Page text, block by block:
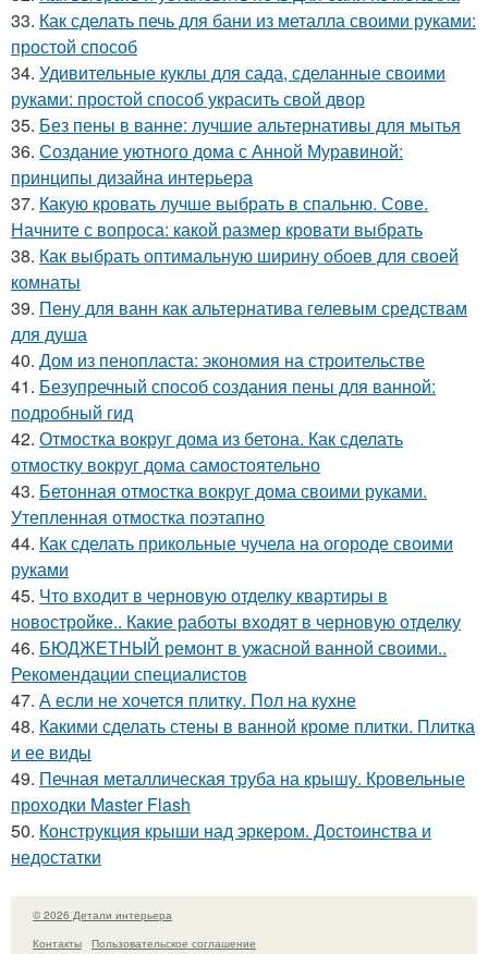
33. Как сделать печь для бани из металла своими руками:
простой способ
34. Удивительные куклы для сада, сделанные своими
руками: простой способ украсить свой двор
35. Без пены в ванне: лучшие альтернативы для мытья
36. Создание уютного дома с Анной Муравиной:
принципы дизайна интерьера
37. Какую кровать лучше выбрать в спальню. Сове.
Начните с вопроса: какой размер кровати выбрать
38. Как выбрать оптимальную ширину обоев для своей
комнаты
39. Пену для ванн как альтернатива гелевым средствам
для душа
40. Дом из пенопласта: экономия на строительстве
41. Безупречный способ создания пены для ванной:
подробный гид
42. Отмостка вокруг дома из бетона. Как сделать
отмостку вокруг дома самостоятельно
43. Бетонная отмостка вокруг дома своими руками.
Утепленная отмостка поэтапно
44. Как сделать прикольные чучела на огороде своими
руками
45. Что входит в черновую отделку квартиры в
новостройке.. Какие работы входят в черновую отделку
46. БЮДЖЕТНЫЙ ремонт в ужасной ванной своими..
Рекомендации специалистов
47. А если не хочется плитку. Пол на кухне
48. Какими сделать стены в ванной кроме плитки. Плитка
и ее виды
49. Печная металлическая труба на крышу. Кровельные
проходки Master Flash
50. Конструкция крыши над эркером. Достоинства и
недостатки
© 2026 Детали интерьера
Контакты
Пользовательское соглашение